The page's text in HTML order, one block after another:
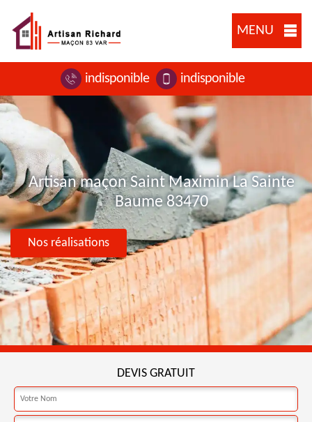
MENU
indisponible indisponible
Artisan maçon Saint Maximin La Sainte
Baume 83470
Nos réalisations
DEVIS GRATUIT